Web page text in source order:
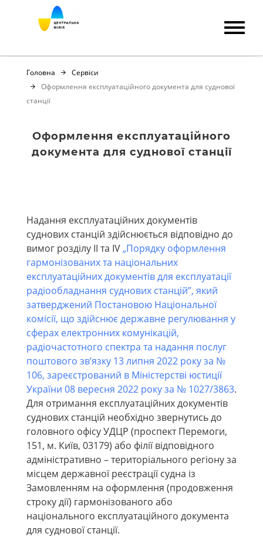
Головна
Сервіси
Оформлення експлуатаційного документа для суднової
станції
Оформлення експлуатаційного
документа для суднової станції
Надання експлуатаційних документів
суднових станцій здійснюється відповідно до
вимог розділу ІІ та IV„Порядку оформлення
гармонізованих та національних
експлуатаційних документів для експлуатації
радіообладнання суднових станцій”, який
затверджений Постановою Національної
комісії, що здійснює державне регулювання у
сферах електронних комунікацій,
радіочастотного спектра та надання послуг
поштового зв’язку 13 липня 2022 року за №
106, зареєстрований в Міністерстві юстиції
України 08 вересня 2022 року за № 1027/3863.
Для отримання експлуатаційних документів
суднових станцій необхідно звернутись до
головного офісу УДЦР (проспект Перемоги,
151, м. Київ, 03179) або філії відповідного
адміністративно – територіального регіону за
місцем державної реєстрації судна із
Замовленням на оформлення (продовження
строку дії) гармонізованого або
національного експлуатаційного документа
для суднової станції.